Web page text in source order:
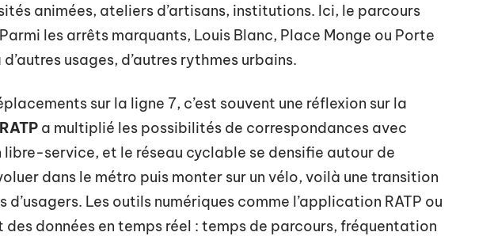
animées, ateliers d’artisans, institutions. Ici, le parcours
les arrêts marquants, Louis Blanc, Place Monge ou Porte
usages, d’autres rythmes urbains.
sur la ligne 7, c’est souvent une réflexion sur la
RATP a multiplié les possibilités de correspondances avec
libre-service, et le réseau cyclable se densifie autour de
dans le métro puis monter sur un vélo, voilà une transition
d’usagers. Les outils numériques comme l’application RATP ou
données en temps réel : temps de parcours, fréquentation